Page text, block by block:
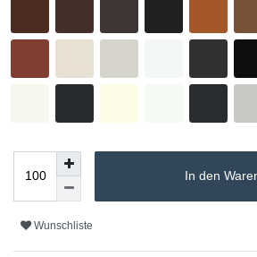
In den
Wunschliste